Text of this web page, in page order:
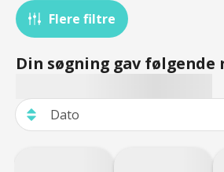
Flere filtre
Din søgning gav følgende